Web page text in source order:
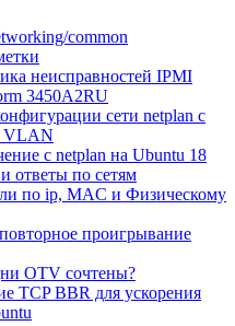
common
неисправностей IPMI
3450A2RU
сети netplan с
VLAN
с netplan на Ubuntu 18
ответы по сетям
по ip, MAC и Физическому
проигрывание
OTV сочтены?
TCP BBR для ускорения